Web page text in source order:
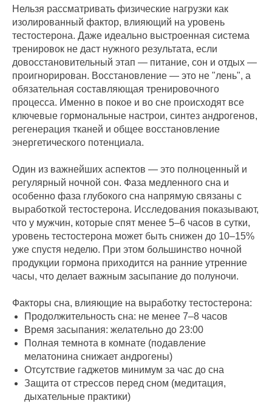
Нельзя рассматривать физические нагрузки как
изолированный фактор, влияющий на уровень
тестостерона. Даже идеально выстроенная система
тренировок не даст нужного результата, если
довосстановительный этап — питание, сон и отдых —
проигнорирован. Восстановление — это не "лень", а
обязательная составляющая тренировочного
процесса. Именно в покое и во сне происходят все
ключевые гормональные настрои, синтез андрогенов,
регенерация тканей и общее восстановление
энергетического потенциала.
Один из важнейших аспектов — это полноценный и
регулярный ночной сон. Фаза медленного сна и
особенно фаза глубокого сна напрямую связаны с
выработкой тестостерона. Исследования показывают,
что у мужчин, которые спят менее 5–6 часов в сутки,
уровень тестостерона может быть снижен до 10–15%
уже спустя неделю. При этом большинство ночной
продукции гормона приходится на ранние утренние
часы, что делает важным засыпание до полуночи.
Факторы сна, влияющие на выработку тестостерона:
Продолжительность сна: не менее 7–8 часов
Время засыпания: желательно до 23:00
Полная темнота в комнате (подавление
мелатонина снижает андрогены)
Отсутствие гаджетов минимум за час до сна
Защита от стрессов перед сном (медитация,
дыхательные практики)